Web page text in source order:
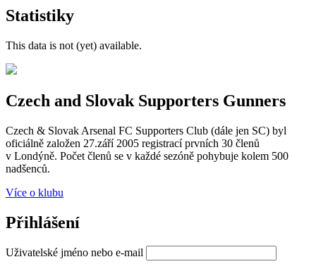
Statistiky
This data is not (yet) available.
Czech and Slovak Supporters Gunners
Czech & Slovak Arsenal FC Supporters Club (dále jen SC) byl
oficiálně založen 27.září 2005 registrací prvních 30 členů
v Londýně. Počet členů se v každé sezóně pohybuje kolem 500
nadšenců.
Více o klubu
Přihlášení
Uživatelské jméno nebo e-mail